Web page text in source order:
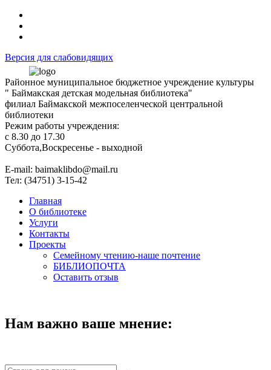
Версия для слабовидящих
Районное муниципальное бюджетное учреждение культуры
" Баймакская детская модельная библиотека"
филиал Баймакской межпоселенческой центральной
библиотеки
Режим работы учреждения:
с 8.30 до 17.30
Суббота,Воскресенье - выходной
Е-mail: baimaklibdo@mail.ru
Тел: (34751) 3-15-42
Главная
О библиотеке
Услуги
Контакты
Проекты
Семейному чтению-наше почтение
БИБЛИОПОЧТА
Оставить отзыв
Нам важно ваше мнение: